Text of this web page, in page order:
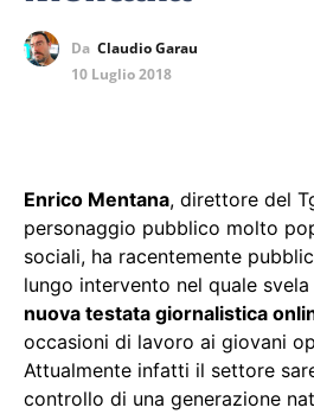
Da Claudio Garau
10 Luglio 2018
Enrico Mentana, direttore del
personaggio pubblico molto
sociali, ha racentemente
lungo intervento nel quale
nuova testata giornalistica
occasioni di lavoro ai giovani
Attualmente infatti il settore
controllo di una generazione